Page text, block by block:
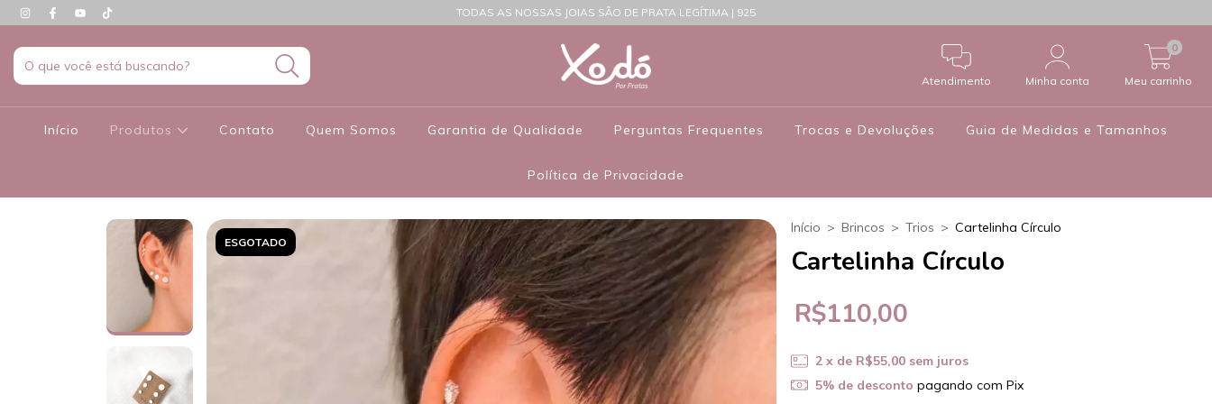
TODAS AS NOSSAS JOIAS SÃO DE PRATA LEGÍTIMA | 925
Atendimento Minha conta Meu carrinho
0
Início Produtos Contato Quem Somos Garantia de Qualidade Perguntas Frequentes Trocas e Devoluções Guia de Medidas e Tamanhos
Política de Privacidade
ESGOTADO
Início > Brincos > Trios > Cartelinha Círculo
Cartelinha Círculo
R$110,00
2 x de R$55,00 sem juros
5% de desconto pagando com Pix